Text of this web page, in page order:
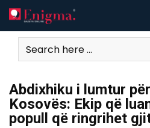
Skip
to
content
Abdixhiku i lumtur
Kosovës: Ekip që
popull që ringrihet